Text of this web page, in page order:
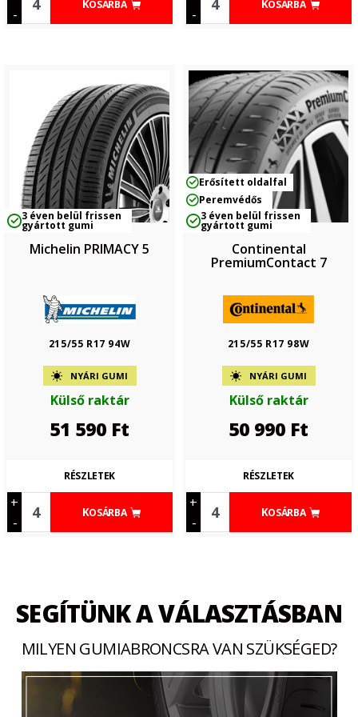
-
KOSÁRBA
-
KOSÁRBA
3 éven belül frissen
gyártott gumi
Michelin PRIMACY 5
215/55 R17 94W
NYÁRI GUMI
Külső raktár
51 590 Ft
+
-
KOSÁRBA
RÉSZLETEK
Erősített oldalfal
Peremvédős
3 éven belül frissen
gyártott gumi
Continental
PremiumContact 7
215/55 R17 98W
NYÁRI GUMI
Külső raktár
50 990 Ft
+
-
KOSÁRBA
RÉSZLETEK
SEGÍTÜNK A VÁLASZTÁSBAN
MILYEN GUMIABRONCSRA VAN SZÜKSÉGED?